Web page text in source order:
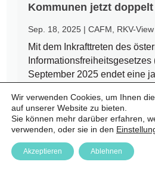
Kommunen jetzt
Sep. 18, 2025 |CAFM RKV-View
Mit dem Inkrafttreten des
Informationsfreiheitsgesetzes
September 2025 endet eine
haben nun einen
amtlichen Informationen –
Ebene. Für Städte und
...weiterlesen
Wir verwenden Cookies, um Ihnen
auf unserer Website zu bieten.
Sie können mehr darüber erfahren,
verwenden, oder sie in den
Akzeptieren Ablehnen